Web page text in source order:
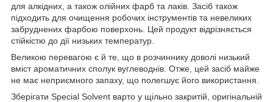
для алкідних, а також олійних фарб та лаків. Засіб також
підходить для очищення робочих інструментів та невеликих
забруднених фарбою поверхонь. Цей продукт відрізняється
стійкістю до дії низьких температур.
Великою перевагою є й те, що в розчиннику доволі низький
вміст ароматичних сполук вуглеводнів. Отже, цей засіб майже
не має неприємного запаху, що полегшує його використання.
Зберігати Special Solvent варто у щільно закритій, оригінальній